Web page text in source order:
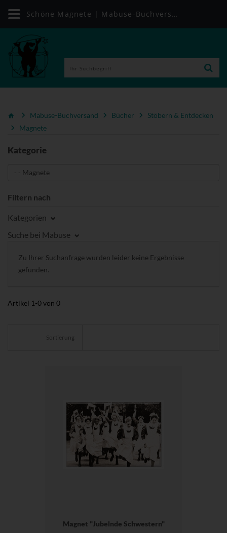
Mabuse-Buchversand Bücher
Stöbern & Entdecken
Magnete
Kategorie
Filtern nach
Kategorien
Suche bei Mabuse
Zu Ihrer Suchanfrage wurden leider keine Ergebnisse
gefunden.
Artikel 1 -0von 0
Sortierung
Magnet "Jubelnde Schwestern"
Schöne Magnete | Mabuse-Buchversand